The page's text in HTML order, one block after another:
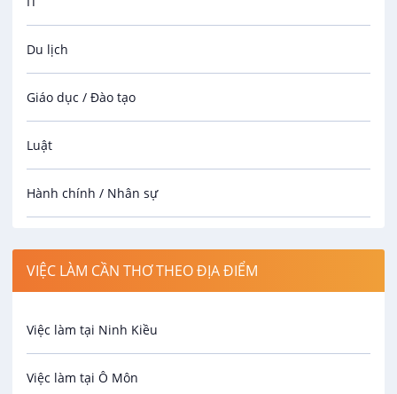
Du lịch
Giáo dục / Đào tạo
Luật
Hành chính / Nhân sự
Spa
Bảo Vệ
An toàn lao động
VIỆC LÀM CẦN THƠ THEO ĐỊA ĐIỂM
Việc làm tại Ninh Kiều
Việc làm tại Ô Môn